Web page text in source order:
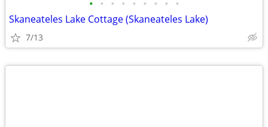
• • • • • • • • •
Skaneateles Lake Cottage (Skaneateles Lake)
7/13